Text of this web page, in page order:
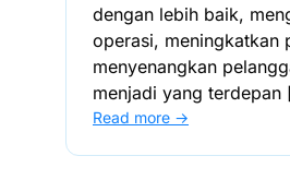
dengan lebih baik,
operasi, meningkatkan
menyenangkan
menjadi yang
Read more →